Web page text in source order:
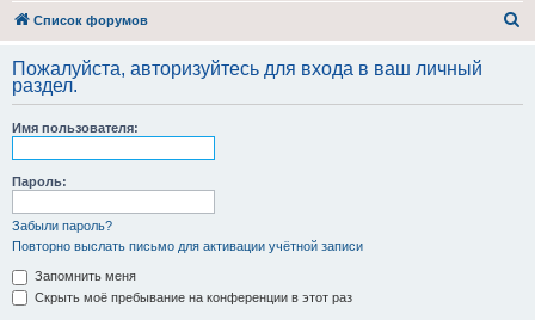
Список форумов
с
Пожалуйста, авторизуйтесь для входа в ваш личный
раздел.
Имя пользователя:
Пароль:
Забыли пароль?
Повторно выслать письмо для активации учётной записи
Запомнить меня
Скрыть моё пребывание на конференции в этот раз